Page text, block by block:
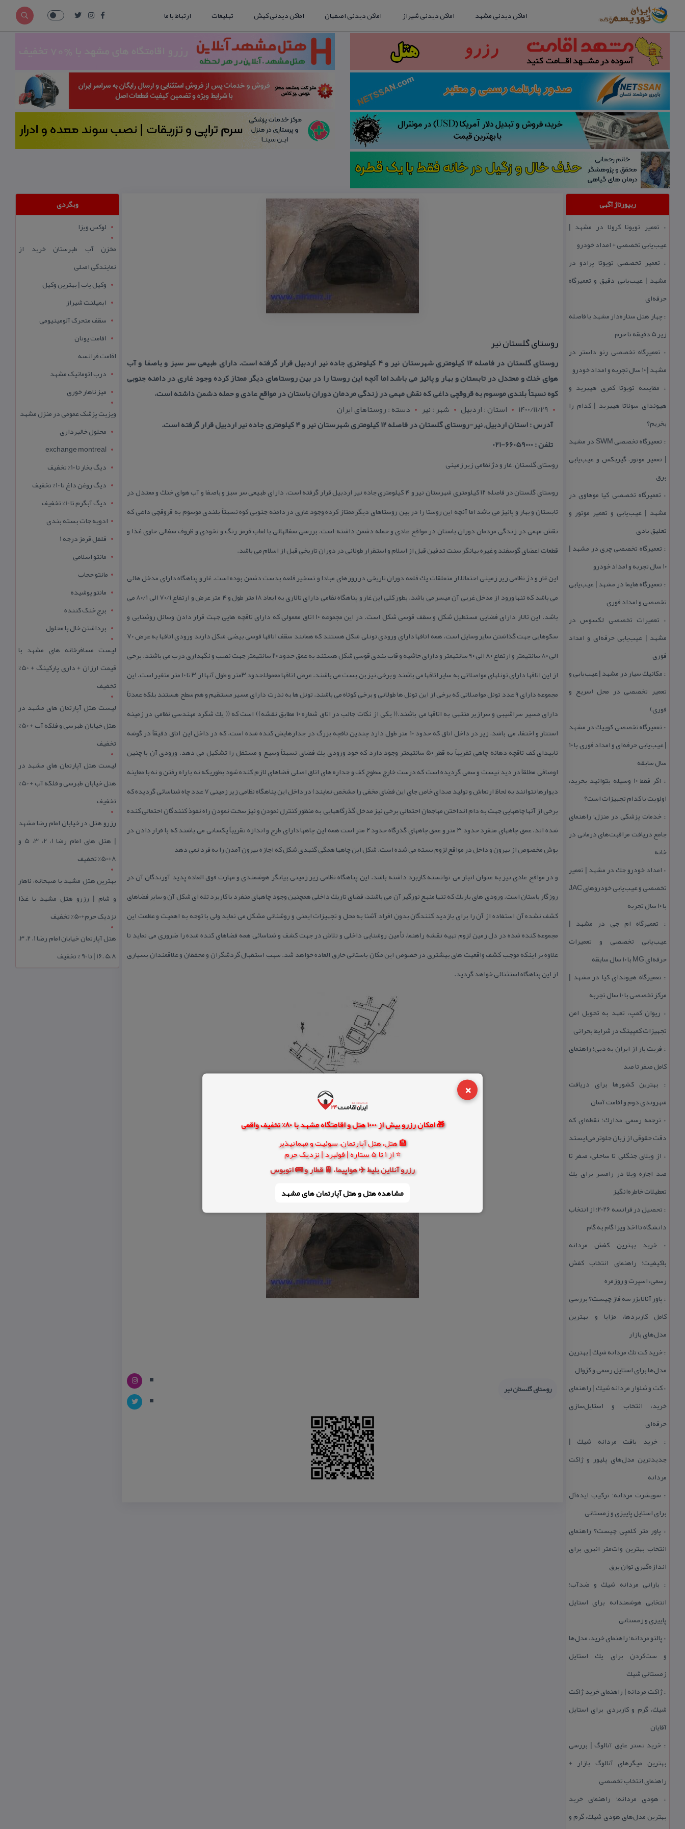
×
🎁 امکان رزرو بیش از 1000 هتل و اقامتگاه مشهد با 80% تخفیف واقعی
🏨 هتل، هتل آپارتمان، سوئیت و مهمانپذیر
⭐ از 1 تا 5 ستاره | فولبرد | نزدیک حرم
رزرو آنلاین بلیط ✈️ هواپیما، 🚆 قطار و 🚌 اتوبوس
مشاهده هتل و هتل‌ آپارتمان های مشهد
اماکن دیدنی مشهد اماکن دیدنی شیراز اماکن دیدنی اصفهان اماکن دیدنی کیش تبلیغات ارتباط با ما
ریپورتاژ آگهی
:: تعمیر تویوتا كرولا در مشهد |
عیب‌یابی تخصصی + امداد خودرو
:: تعمیر تخصصی تویوتا پرادو در
مشهد | عیب‌یابی دقیق و تعمیرگاه
حرفه‌ای
::چهار هتل‌ ستاره‌دار مشهد با فاصله
زیر 5 دقیقه تا حرم
:: تعمیرگاه تخصصی رنو داستر در
مشهد | ۱۰ سال تجربه و امداد خودرو
:: مقایسه تویوتا كمری هیبرید و
هیوندای سوناتا هیبرید | كدام را
بخریم؟
::
تعمیرگاه تخصصی SWM در مشهد
| تعمیر موتور، گیربكس و عیب‌یابی
برق
:: تعمیرگاه تخصصی كیا موهاوی در
مشهد | عیب‌یابی و تعمیر موتور و
تعلیق بادی
:: تعمیرگاه تخصصی چری در مشهد |
۱۰ سال تجربه و امداد خودرو
:: تعمیرگاه هایما در مشهد | عیب‌یابی
تخصصی و امداد فوری
:: تعمیرات تخصصی لكسوس در
مشهد | عیب‌یابی حرفه‌ای و امداد
فوری
:: مكانیك سیار در مشهد | عیب‌یابی و
تعمیر تخصصی در محل (سریع و
فوری)
:: تعمیرگاه تخصصی كوییك در مشهد
| عیب‌یابی حرفه‌ای و امداد فوری با ۱۰
سال سابقه
::
اگر فقط 10 وسیله بتوانید بخرید،
اولویت با كدام تجهیزات است؟
:: خدمات پزشكی در منزل؛ راهنمای
جامع دریافت مراقبت‌های درمانی در
خانه
:: امداد خودرو جك در مشهد | تعمیر
تخصصی و عیب‌یابی خودروهای JAC
با ۱۰ سال تجربه
:: تعمیرگاه ام جی در مشهد |
عیب‌یابی تخصصی و تعمیرات
حرفه‌ای MG با ۱۰ سال سابقه
:: تعمیرگاه هیوندای كیا در مشهد |
مركز تخصصی با ۱۰ سال تجربه
:: ریوان كمپ، تعهد به تحویل امن
تجهیزات كمپینگ در شرایط بحرانی
:: فریت بار از ایران به دبی؛ راهنمای
كامل صفر تا صد
:: بهترین كشورها برای دریافت
شهروندی دوم و اقامت آسان
:: ترجمه رسمی مدارك؛ نقطه‌ای كه
دقت حقوقی از زبان جلوتر می‌ایستد
:: از ویلای جنگلی تا ساحلی، صفر تا
صد اجاره ویلا در رامسر برای یك
تعطیلات خاطره‌انگیز
::
تحصیل در فرانسه 2026؛ از انتخاب
دانشگاه تا اخذ ویزا گام به گام
::خرید بهترین كفش مردانه
باكیفیت؛ راهنمای انتخاب كفش
رسمی، اسپرت و روزمره
:: پاور آنالایزر سه فاز چیست؟ بررسی
كامل كاربردها، مزایا و بهترین
مدل‌های بازار
::خرید كت تك مردانه شیك | بهترین
مدل‌ها برای استایل رسمی و كژوال
::كت و شلوار مردانه شیك | راهنمای
خرید، انتخاب و استایل‌سازی
حرفه‌ای
::خرید بافت مردانه شیك |
جدیدترین مدل‌های پلیور و ژاكت
مردانه
:: سویشرت مردانه؛ تركیب ایده‌آل
برای استایل پاییزی و زمستانی
:: پاور متر كلمپی چیست؟ راهنمای
انتخاب بهترین وات‌متر انبری برای
اندازه‌گیری توان برق
:: بارانی مردانه شیك و ضدآب؛
انتخابی هوشمندانه برای استایل
پاییزی و زمستانی
:: پالتو مردانه؛ راهنمای خرید، مدل‌ها
و ست‌كردن برای یك استایل
زمستانی شیك
::ژاكت مردانه | راهنمای خرید ژاكت
شیك، گرم و كاربردی برای استایل
آقایان
:: خرید تستر عایق آنالوگ | بررسی
بهترین میگرهای آنالوگ بازار +
راهنمای انتخاب تخصصی
:: هودی مردانه؛ راهنمای خرید
بهترین مدل‌های هودی شیك، گرم و
روستای گلستان نیر
روستای گلستان در فاصله ۱۲ كیلومتری شهرستان نیر و ۴ كیلومتری جاده نیر اردبیل قرار گرفته است. دارای طبیعی سر سبز و باصفا و آب
هوای خنك و معتدل در تابستان و بهار و پائیز می باشد اما آنچه این روستا را در بین روستاهای دیگر ممتاز كرده وجود غاری در دامنه جنوبی
كوه نسبتاً بلندی موسوم به قروقچی داغی كه نقش مهمی در زندگی مردمان دوران باستان در مواقع عادی و حمله دشمن داشته است،
1400/11/29
استان : اردبيل شهر : نير
دسته : روستاهای ایران
آدرس : استان اردبیل, نیر-روستای گلستان در فاصله ۱۲ كیلومتری شهرستان نیر و ۴ كیلومتری جاده نیر اردبیل قرار گرفته است.
تلفن : 66059000-021
روستای گلستان – غار و دژ نظامی زیر زمینی
روستای گلستان در فاصله ۱۲ كیلومتری شهرستان نیر و ۴ كیلومتری جاده نیر اردبیل قرار گرفته است. دارای طبیعی سر سبز و باصفا و آب هوای خنك و معتدل در
تابستان و بهار و پائیز می باشد اما آنچه این روستا را در بین روستاهای دیگر ممتاز كرده وجود غاری در دامنه جنوبی كوه نسبتاً بلندی موسوم به قروقچی داغی كه
نقش مهمی در زندگی مردمان دوران باستان در مواقع عادی و حمله دشمن داشته است، بررسی سفالهائی با لعاب قرمز رنگ و نخودی و ظروف سفالی حاوی غذا و
قطعات اعضای گوسفند و غیره بیانگر سنت تدفین قبل از اسلام و استقرار طولانی در دوران تاریخی قبل از اسلام می باشد.
این غار و دژ نظامی زیر زمینی احتمالاً از متعلقات یك قلعه دوران تاریخی در روزهای مبادا و تسخیر قلعه بدست دشمن بوده است. غار و پناهگاه دارای مدخل هائی
می باشد كه تنها ورود از مدخل غربی آن میسر می باشد. بطور كلی این غار و پناهگاه نظامی دارای تالاری به ابعاد ۱۸ متر طول و ۴ متر عرض و ارتفاع ۷۰/۱ الی ۸۰/۱ می
باشد. این تالار دارای فضایی مستطیل شكل و سقف قوسی شكل است. در این مجموعه ۱۰ اتاق معمولی كه دارای تاقچه هایی جهت قرار دادن وسائل روشنایی و
سكوهایی جهت گذاشتن سایر وسایل است. همه اتاقها دارای ورودی تونلی شكل هستند كه همانند سقف اتاقها قوسی بیضی شكل دارند ورودی اتاقها به عرض ۷۰
الی ۸۰ سانتیمتر و ارتفاع ۸۰ الی ۹۰ سانتیمتر و دارای حاشیه و قاب بندی قوسی شكل هستند به عمق حدود ۲۰ سانتیمتر جهت نصب و نگهداری درب می باشند. برخی
از این اتاقها دارای تونلهای مواصلاتی به سایر اتاقها می باشند و برخی نیز بن بست می باشند. عرض اتاقها معمولاً حدود ۳متر و طول آنها از ۳ تا ۱۰ متر متغیر است. این
مجموعه دارای ۹ عدد تونل مواصلاتی كه برخی از این تونل ها طولانی و برخی كوتاه می باشند. تونل ها به ندرت دارای مسیر مستقیم و هم سطح هستند بلكه عمدتاً
دارای مسیر سراشیبی و سرازیر منتهی به اتاقها می باشند.(( یكی از نكات جالب در اتاق شماره ۱۰ مطابق نقشه)) است كه (( یك شگرد مهندسی نظامی در زمینه
استتار و اختفاء می باشد، زیر در داخل اتاق كه حدود ۱۰ متر طول دارد چندین تاقچه بزرگ در جدارهایش كنده شده است. كه در داخل این اتاق دقیقاً در گوشه
ناپیدای كف تاقچه دهانه چاهی تقریباً به قطر ۵۰ سانتیمتر وجود دارد كه خود ورودی یك فضای نسبتاً وسیع و مستقل را تشكیل می دهد. ورودی آن با چنین
اوصافی مطلقاَ در دید نیست و سعی گردیده است كه درست خارج سطوح كف و جداره های اتاق اصلی فضاهای لازم كنده شود بطوریكه نه با راه رفتن و نه با معاینه
دیوارها نتوانند به لحاظ ارتعاش و تولید صدای خاص جای این فضای مخفی را مشخص نمایند) در داخل این پناهگاه نظامی زیر زمینی ۷ عدد چاه شناسائی گردیده كه
برخی از آنها چاههایی جهت به دام انداختن مهاجمان احتمالی برخی نیز مدخل گذرگاههایی به منظور كنترل نمودن و نیز سخت نمودن راه نفوذ كنندگان احتمالی كنده
شده اند. عمق چاههای منفرد حدود ۳ متر و عمق چاههای گذرگاه حدود ۲ متر است همه این چاهها دارای طرح و اندازه تقریباً یكسانی می باشند كه با قرار دادن در
پوش مخصوص از بیرون و داخل در مواقع لزوم بسته می شده است. شكل این چاهها همگی گنبدی شكل كه اجازه بیرون آمدن را به فرد نمی دهد
و در مواقع عادی نیز به عنوان انبار می توانسته كاربرد داشته باشد. این پناهگاه نظامی زیر زمینی بیانگر هوشمندی و مهارت فوق العاده پدید آورندگان آن در
روزگار باستان است. ورودی های باریك كه تنها منبع نور‌گیر آن می باشند، فضای تاریك داخلی همچنین وجود چاههای منفرد با كاربرد تله ای شكل آن و سایر فضاهای
كشف نشده آن استفاده از آن را برای بازدید كنندگان بدون افراد آشنا به محل و تجهیزات ایمنی و روشنائی مشكل می نماید ولی با توجه به اهمیت و عظمت این
مجموعه كنده شده در دل زمین لزوم تهیه نقشه راهنما، تأمین روشنایی داخلی و تلاش در جهت كشف و شناسائی همه فضاهای كنده شده را ضروری می نماید تا
علاوه بر اینكه موجب كشف واقعیت های بیشتری در خصوص این مكان باستانی خارق العاده خواهد شد. سبب استقبال گردشگران و محققان و علاقمندان بسیاری
از این پناهگاه استثنائی خواهد گردید.
روستای گلستان نیر
وبگردی
لوکس ویزا
مخزن آب طبرستان خرید از
نمایندگی اصلی
وکیل یاب | بهترین وکیل
ایمپلنت شیراز
سقف متحرک آلومینیومی
اقامت یونان
اقامت فرانسه
درب اتوماتیک مشهد
میز ناهار خوری
ویزیت پزشک عمومی در منزل مشهد
محلول خالبرداری
exchange montreal
دیگ بخار تا 10% تخفیف
دیگ روغن داغ تا 10% تخفیف
دیگ آبگرم تا 10% تخفیف
ادویه جات بسته بندی
فلفل قرمز درجه 1
مانتو اسلامی
مانتو حجاب
مانتو پوشیده
برج خنک کننده
برداشتن خال با محلول
لیست مسافرخانه های مشهد با
قیمت ارزان + داری پارکینگ + 50%
تخفیف
لیست هتل آپارتمان های مشهد در
هتل خیابان طبرسی و فلکه آب + 50%
تخفیف
لیست هتل آپارتمان های مشهد در
هتل خیابان طبرسی و فلکه آب + 50%
تخفیف
رزرو هتل در خیابان امام رضا مشهد
| هتل‌ های امام رضا 1، 2، 3، 5 و
8+50% تخفیف
بهترین هتل مشهد با صبحانه، ناهار
و شام | رزرو هتل مشهد با غذا
نزدیک حرم+50% تخفیف
هتل آپارتمان خیابان امام رضا 1، 2، 3،
5،8 ،16 | تا 90 % تخفیف